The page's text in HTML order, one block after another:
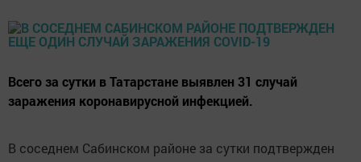
Всего за сутки в Татарстане выявлен 31 случай
заражения коронавирусной инфекцией.
В соседнем Сабинском районе за сутки подтвержден